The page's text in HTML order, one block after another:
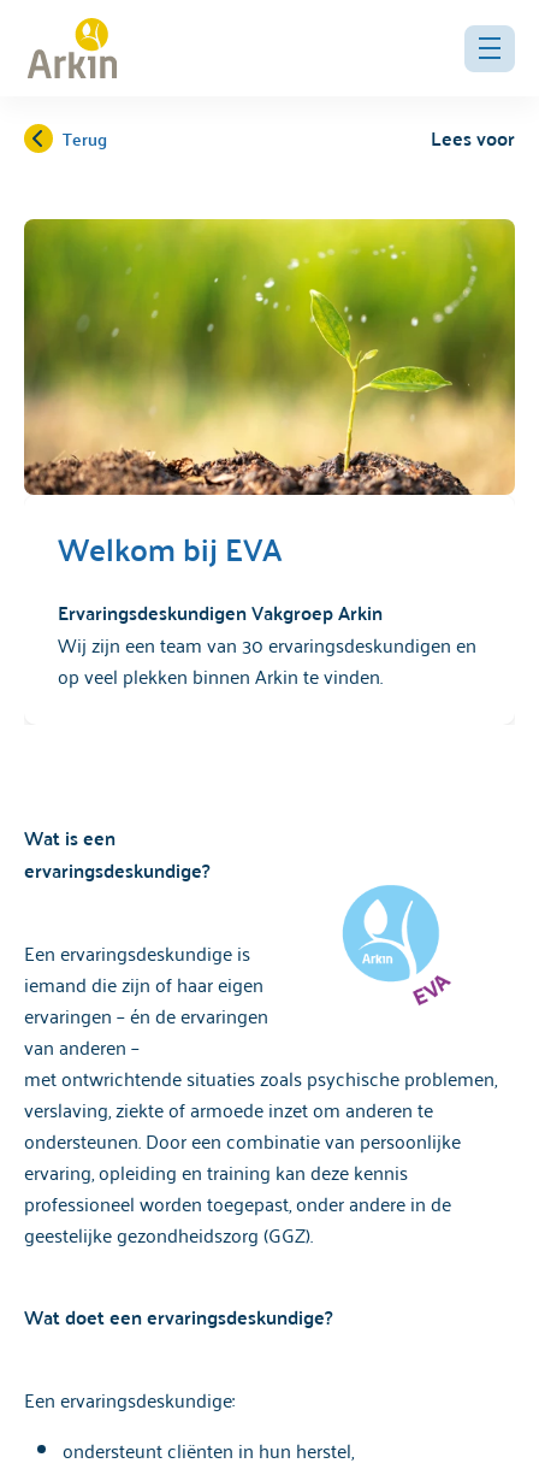
Terug Lees voor
Welkom bij EVA
Ervaringsdeskundigen Vakgroep Arkin
Wij zijn een team van 30 ervaringsdeskundigen en
op veel plekken binnen Arkin te vinden.
Wat is een
ervaringsdeskundige?
Een ervaringsdeskundige is
iemand die zijn of haar eigen
ervaringen – én de ervaringen
van anderen –
metontwrichtende situatieszoals psychische problemen,
verslaving, ziekte of armoede inzet om anderen te
ondersteunen. Door een combinatie van persoonlijke
ervaring, opleiding en training kan deze kennis
professioneel worden toegepast, onder andere in de
geestelijke gezondheidszorg (GGZ).
Wat doet een ervaringsdeskundige?
Een ervaringsdeskundige:
ondersteuntcliënten in hun herstel,